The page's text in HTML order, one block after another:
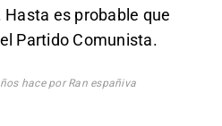
es probable que
Partido Comunista.
hace por Ran españiva